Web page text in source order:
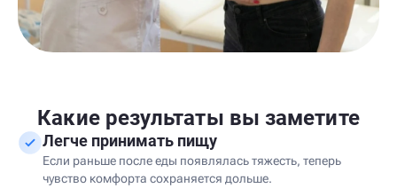
Какие результаты вы заметите
Легче принимать пищу
Если раньше после еды появлялась тяжесть, теперь
чувство комфорта сохраняется дольше.